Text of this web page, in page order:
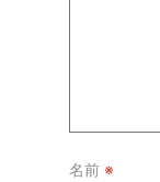
名前 ※